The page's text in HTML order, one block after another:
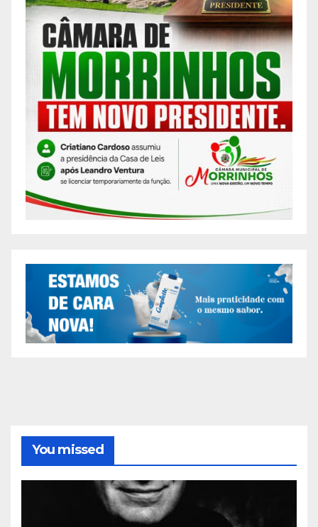
You missed